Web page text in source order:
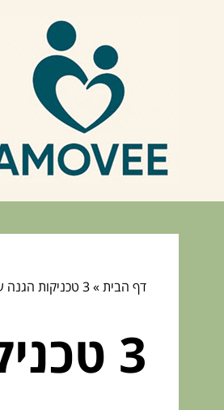
דף הבית»3 טכניקות הגנה עצמית שכדאי להכיר
3 טכניקות הגנה עצמית שכדאי להכיר